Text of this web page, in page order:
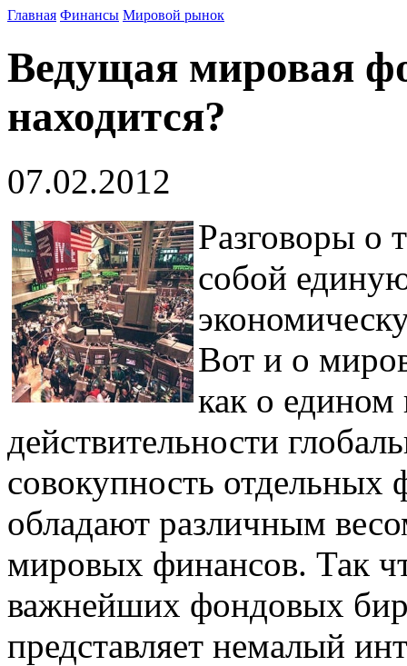
Главная Финансы Мировой рынок
Ведущая мировая
находится?
07.02.2012
Разговоры о
собой
Вот и о
как о
действительности
совокупность
обладают различным
мировых финансов. Так
важнейших фондовых
представляет немалый